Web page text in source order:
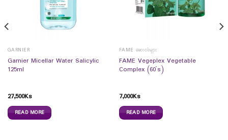
GARNIER
Garnier Micellar Water Salicylic
125ml
27,500Ks
READ MORE
FAME ဆေးဝါးများ
FAME Vegeplex Vegetable
Complex (60`s)
7,000Ks
READ MORE